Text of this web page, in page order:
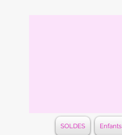
SOLDES Enfants